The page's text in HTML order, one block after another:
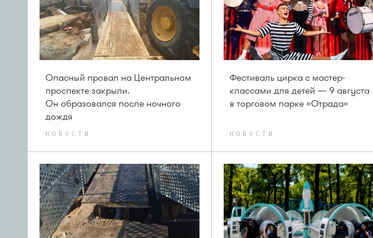
Опасный провал на Центральном
проспекте закрыли.
Он образовался после ночного
дождя
НОВОСТИ
Фестиваль цирка с мастер-
классами для детей — 9 августа
в торговом парке «Отрада»
НОВОСТИ